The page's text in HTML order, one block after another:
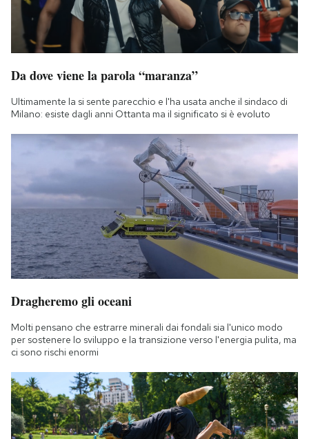
Da dove viene la parola “maranza”
Ultimamente la si sente parecchio e l'ha usata anche il sindaco di
Milano: esiste dagli anni Ottanta ma il significato si è evoluto
Dragheremo gli oceani
Molti pensano che estrarre minerali dai fondali sia l'unico modo
per sostenere lo sviluppo e la transizione verso l'energia pulita, ma
ci sono rischi enormi